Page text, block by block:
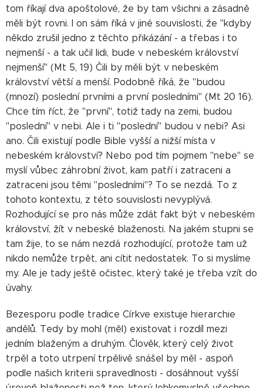
tom říkají dva apoštolové, že by tam všichni a zásadně
měli být rovni. I on sám říká v jiné souvislosti, že "kdyby
někdo zrušil jedno z těchto přikázání - a třebas i to
nejmenší - a tak učil lidi, bude v nebeském království
nejmenší" (Mt 5, 19) Čili by měli být v nebeském
království větší a menší. Podobně říká, že "budou
(mnozí) poslední prvními a první posledními" (Mt 20 16).
Chce tím říct, že "první", totiž tady na zemi, budou
"poslední" v nebi. Ale i ti "poslední" budou v nebi? Asi
ano. Čili existují podle Bible vyšší a nižší místa v
nebeském království? Nebo pod tím pojmem "nebe" se
myslí vůbec záhrobní život, kam patří i zatraceni a
zatraceni jsou těmi "posledními"? To se nezdá. To z
tohoto kontextu, z této souvislosti nevyplývá.
Rozhodující se pro nás může zdát fakt být v nebeském
království, žít v nebeské blaženosti. Na jakém stupni se
tam žije, to se nám nezdá rozhodující, protože tam už
nikdo nemůže trpět, ani cítit nedostatek. To si myslíme
my. Ale je tady ještě očistec, který také je třeba vzít do
úvahy.
Bezesporu podle tradice Církve existuje hierarchie
andělů. Tedy by mohl (měl) existovat i rozdíl mezi
jedním blaženým a druhým. Člověk, který celý život
trpěl a toto utrpení trpělivě snášel by měl - aspoň
podle našich kriterii spravedlnosti - dosáhnout vyšší